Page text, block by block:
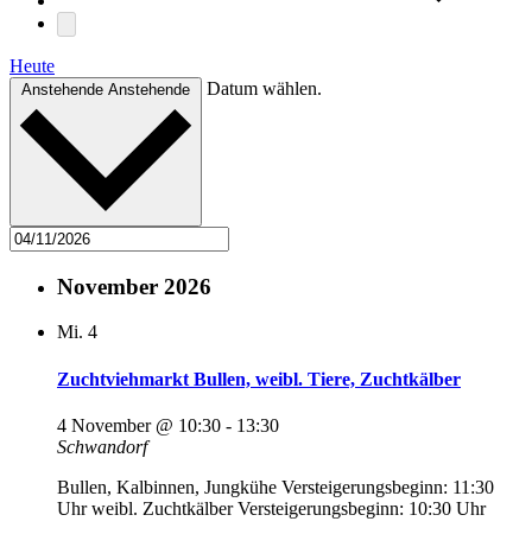
Heute
Anstehende Anstehende Datum wählen.
November 2026
Mi. 4
Zuchtviehmarkt Bullen, weibl. Tiere, Zuchtkälber
4 November @ 10:30 - 13:30
Schwandorf
Bullen, Kalbinnen, Jungkühe Versteigerungsbeginn: 11:30
Uhr weibl. Zuchtkälber Versteigerungsbeginn: 10:30 Uhr